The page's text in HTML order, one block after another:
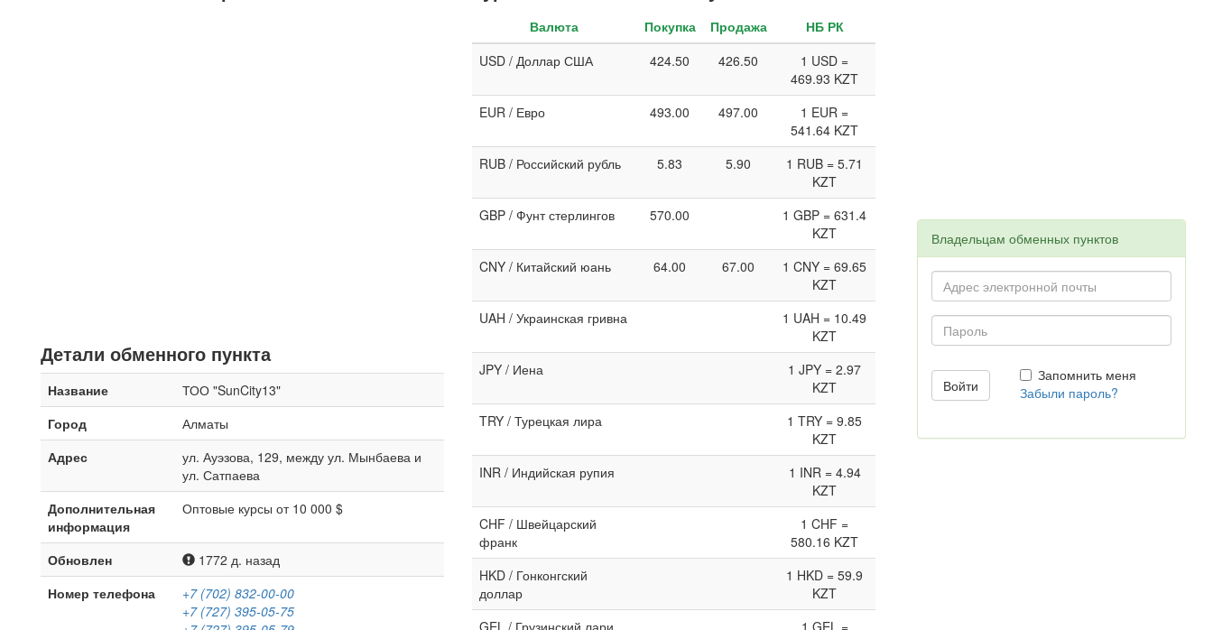
Детали обменного пункта
Название
ТОО "SunCity13"
Город
Алматы
Адрес
ул. Ауэзова, 129, между ул. Мынбаева и
ул. Сатпаева
Дополнительная
информация
Оптовые курсы от 10 000 $
Обновлен
1772 д. назад
Номер телефона
+7 (702) 832-00-00
+7 (727) 395-05-75
Валюта Покупка Продажа
НБ РК
USD / Доллар США
424.50 426.50
1 USD =
469.93 KZT
EUR / Евро
493.00 497.00
1 EUR =
541.64 KZT
RUB / Российский рубль
5.83 5.90
1 RUB = 5.71
KZT
GBP / Фунт стерлингов
570.00
1 GBP = 631.4
KZT
CNY / Китайский юань
64.00 67.00
1 CNY = 69.65
KZT
UAH / Украинская гривна
1 UAH = 10.49
KZT
JPY / Иена
1 JPY = 2.97
KZT
TRY / Турецкая лира
1 TRY = 9.85
KZT
INR / Индийская рупия
1 INR = 4.94
KZT
CHF / Швейцарский
франк
1 CHF =
580.16 KZT
HKD / Гонконгский
доллар
1 HKD = 59.9
KZT
GEL / Грузинский лари
1 GEL =
Владельцам обменных пунктов
Запомнить меня
Забыли пароль?